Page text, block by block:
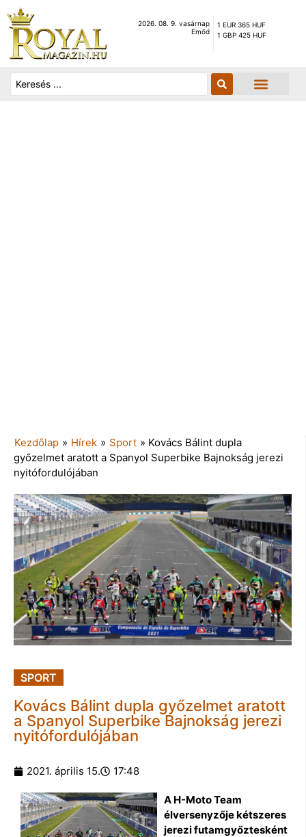
2026. 08. 9. vasárnap
Emőd
1 EUR 365 HUF
1 GBP 425 HUF
Kezdőlap » Hírek » Sport » Kovács Bálint dupla
győzelmet aratott a Spanyol Superbike Bajnokság jerezi
nyitófordulójában
SPORT
Kovács Bálint dupla győzelmet aratott
a Spanyol Superbike Bajnokság jerezi
nyitófordulójában
2021. április 15. 17:48
A H-Moto Team
élversenyzője kétszeres
jerezi futamgyőztesként